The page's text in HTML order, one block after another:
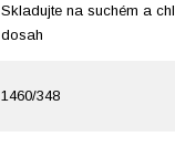
Skladujte na suchém a
dosah
1460/348